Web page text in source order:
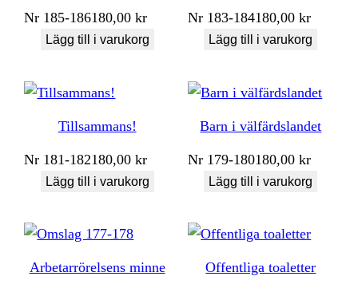
Nr 185-186180,00kr
Lägg till i varukorg
Nr 183-184180,00kr
Lägg till i varukorg
Tillsammans!
Nr 181-182180,00kr
Lägg till i varukorg
Barn i välfärdslandet
Nr 179-180180,00kr
Lägg till i varukorg
Arbetarrörelsens minne Offentliga toaletter